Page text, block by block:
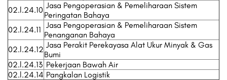
02.l.24.10 Jasa Pengoperasian & Pemeliharaan Sistem
Peringatan Bahaya
02.l.24.11 Jasa Pengoperasian & Pemeliharaan Sistem
Penanganan Bahaya
02.l.24.12 Jasa Perakit Perekayasa Alat Ukur Minyak & Gas
Bumi
02.l.24.13 Pekerjaan Bawah Air
02.l.24.14 Pangkalan Logistik